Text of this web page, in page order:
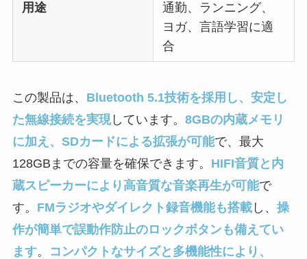
用途
通勤、ランニング、
ヨガ、言語学習に適
合
この製品は、 Bluetooth 5.1技術を採用し、安定し
た無線接続を実現しています。 8GBの内蔵メモリ
に加え、SDカードによる拡張が可能で、最大
128GBまでの容量を確保できます。 HIFI音質と内
蔵スピーカーにより高音質な音楽再生が可能で
す。 FMラジオやダイレクト録音機能も搭載し、 操
作が簡単で誤動作防止のロックボタンも備えてい
ます。
コンパクトなサイズと多機能性により、